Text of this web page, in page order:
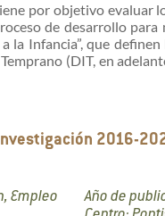
por objetivo evaluar
de desarrollo
la Infancia”, que
(DIT, en
2016-
Empleo
Año de